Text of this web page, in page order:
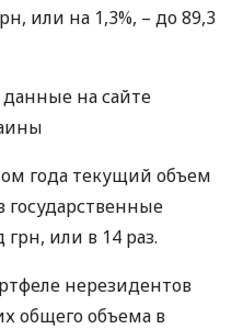
или на 1,3%, – до 89,3
на сайте
года текущий объем
или в 14 раз.
нерезидентов
общего объема в